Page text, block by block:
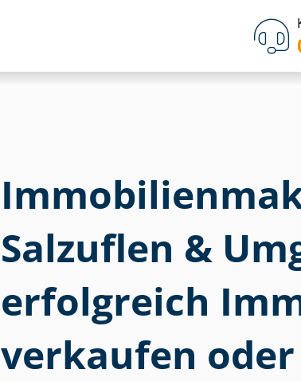
Salzuflen &
erfolgreich
verkaufen